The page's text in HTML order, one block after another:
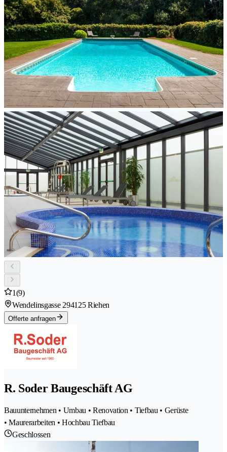
1(9)
Wendelinsgasse 294125 Riehen
Offerte anfragen
R. Soder Baugeschäft AG
Bauunternehmen • Umbau • Renovation • Tiefbau • Gerüste
• Maurerarbeiten • Hochbau Tiefbau
Geschlossen